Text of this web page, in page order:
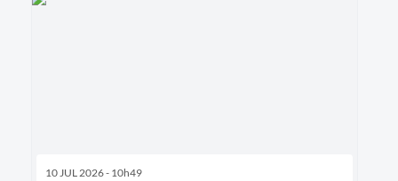
10 JUL 2026 - 10h49